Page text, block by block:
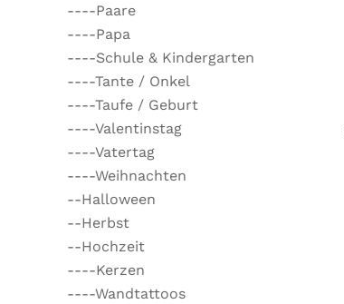
----Paare
----Papa
----Schule & Kindergarten
----Tante / Onkel
----Taufe / Geburt
----Valentinstag
----Vatertag
----Weihnachten
--Halloween
--Herbst
--Hochzeit
----Kerzen
----Wandtattoos